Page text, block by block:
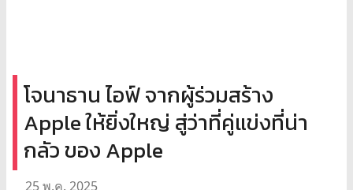
โจนาธาน ไอฟ์ จากผู้ร่วมสร้าง
Apple ให้ยิ่งใหญ่ สู่ว่าที่คู่แข่งที่น่า
กลัว ของ Apple
25 พ.ค. 2025